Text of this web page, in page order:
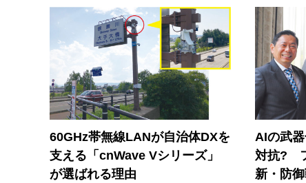
60GHz帯無線LANが自治体DXを
支える「cnWave Vシリーズ」
が選ばれる理由
AIの武
対抗?
新・防